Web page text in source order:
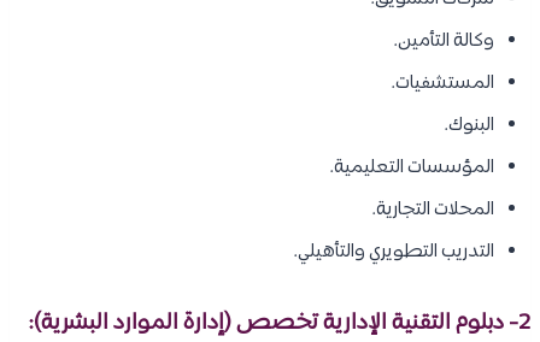
وكالة التأمين.
المستشفيات.
البنوك.
المؤسسات التعليمية.
المحلات التجارية.
التدريب التطويري والتأهيلي.
2- دبلوم التقنية الإدارية تخصص ( إدارة الموارد البشرية):